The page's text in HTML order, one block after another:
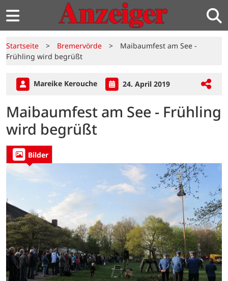
Startseite > Bremervörde >
Maibaumfest am See -
Frühling wird begrüßt
Mareike Kerouche 24. April 2019
Maibaumfest am See - Frühling
wird begrüßt
Bilder